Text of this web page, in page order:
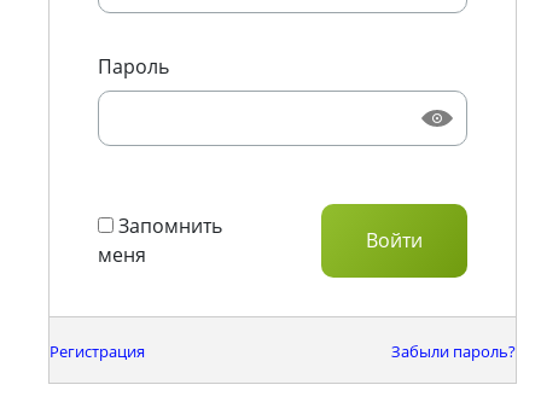
Пароль
Запомнить
меня
Регистрация Забыли пароль?